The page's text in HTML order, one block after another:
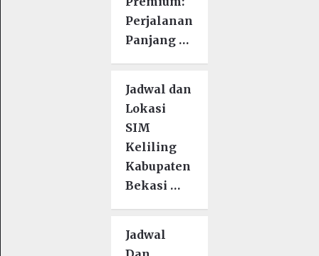
Perjalanan
Panjang …
Jadwal dan
Lokasi
SIM
Keliling
Kabupaten
Bekasi …
Jadwal